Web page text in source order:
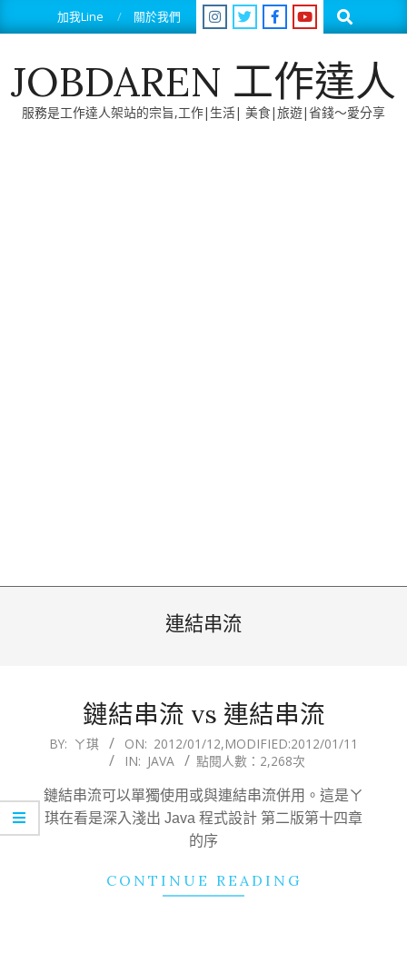
to
加我Line 關於我們 Search
JOBDAREN 工作達人
服務是工作達人架站的宗旨,工作|生活| 美食|旅遊|省錢～愛分享
連結串流
鏈結串流 vs 連結串流
2012-
12
BY: ㄚ琪 ON: 2012/01/12,MODIFIED:2012/01/11
IN: JAVA 點閱人數：2,268次
鏈結串流可以單獨使用或與連結串流併用。這是ㄚ
琪在看是深入淺出 Java 程式設計 第二版第十四章
的序
CONTINUE READING